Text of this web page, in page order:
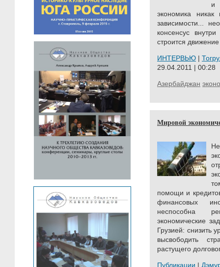
и
экономика
зависимости...
консенсус
строится
ИНТЕРВЬЮ |
29.04.2011 | 00:28
Азербайджан
Мировой
помощи и
финансовых
неспособна
экономические
Грузией: снизить
высвободить
растущего
Публикации |